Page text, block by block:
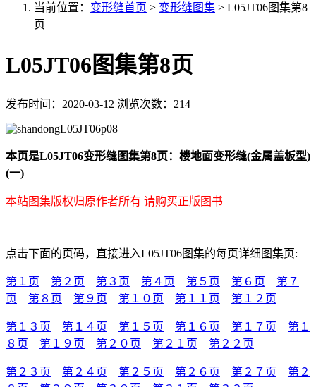
当前位置： 变形缝首页 > 变形缝图集 > L05JT06图集第8
页
L05JT06图集第8页
发布时间：2020-03-12 浏览次数：214
本页是L05JT06变形缝图集第8页：楼地面变形缝(金属盖板型)
(一)
本站图集版权归原作者所有 请购买正版图书
点击下面的页码，直接进入L05JT06图集的每页详细图集页:
第１页 第２页 第３页 第４页 第５页 第６页
第７
页
第８页 第９页 第１０页 第１１页 第１２页
第１３页 第１４页 第１５页 第１６页 第１７页
第１
８页
第１９页 第２０页 第２１页 第２２页
第２３页 第２４页 第２５页 第２６页 第２７页
第２